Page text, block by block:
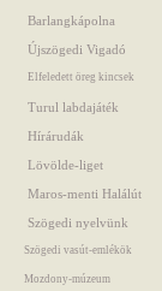
Barlangkápolna
Újszögedi Vigadó
Elfeledett öreg kincsek
Turul labdajáték
Hírárudák
Lövölde-liget
Maros-menti Halálút
Szögedi nyelvünk
Szögedi vasút-emlékök
Mozdony-múzeum